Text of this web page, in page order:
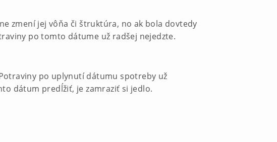
zmení jej vôňa či štruktúra, no ak bola dovtedy
po tomto dátume už radšej nejedzte.
po uplynutí dátumu spotreby už
dátum predĺžiť, je zamraziť si jedlo.